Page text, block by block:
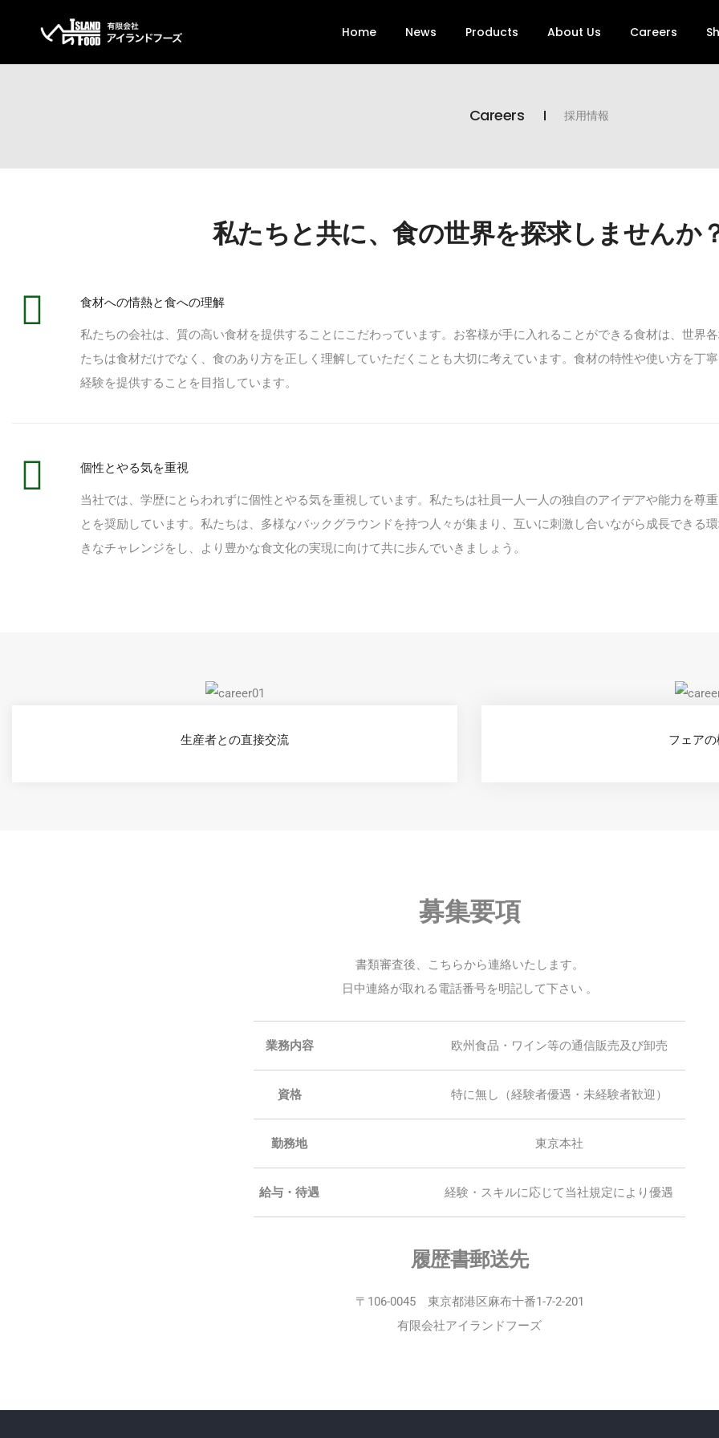
Home News Products About Us Careers
Careers 採用情報
私たちと共に、食の世界を探求しませんか
食材への情熱と食への理解
私たちの会社は、質の高い食材を提供することにこだわっています。お客様が手に入れることができる食材は、世界
たちは食材だけでなく、食のあり方を正しく理解していただくことも大切に考えています。食材の特性や使い方を丁
経験を提供することを目指しています。
個性とやる気を重視
当社では、学歴にとらわれずに個性とやる気を重視しています。私たちは社員一人一人の独自のアイデアや能力を尊
とを奨励しています。私たちは、多様なバックグラウンドを持つ人々が集まり、互いに刺激し合いながら成長できる
きなチャレンジをし、より豊かな食文化の実現に向けて共に歩んでいきましょう。
生産者との直接交流 フェア
募集要項
書類審査後、こちらから連絡いたします。
日中連絡が取れる電話番号を明記して下さい 。
業務内容 欧州食品・ワイン等の通信販売及び卸売
資格 特に無し（経験者優遇・未経験者歓迎）
勤務地 東京本社
給与・待遇 経験・スキルに応じて当社規定により優遇
履歴書郵送先
〒106-0045 東京都港区麻布十番1-7-2-201
有限会社アイランドフーズ